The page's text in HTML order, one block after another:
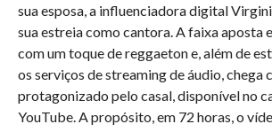
sua esposa, a influenciadora digital
sua estreia como cantora. A faixa aposta
com um toque de reggaeton e, além de
os serviços de streaming de áudio, chega
protagonizado pelo casal, disponível no
YouTube. A propósito, em 72 horas, o